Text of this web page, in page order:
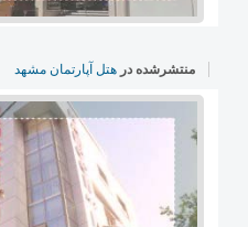
منتشرشده در هتل آپارتمان مشهد